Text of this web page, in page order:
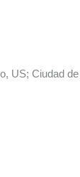
US; Ciudad de